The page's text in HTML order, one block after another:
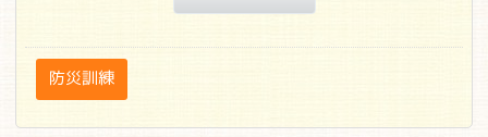
防災訓練